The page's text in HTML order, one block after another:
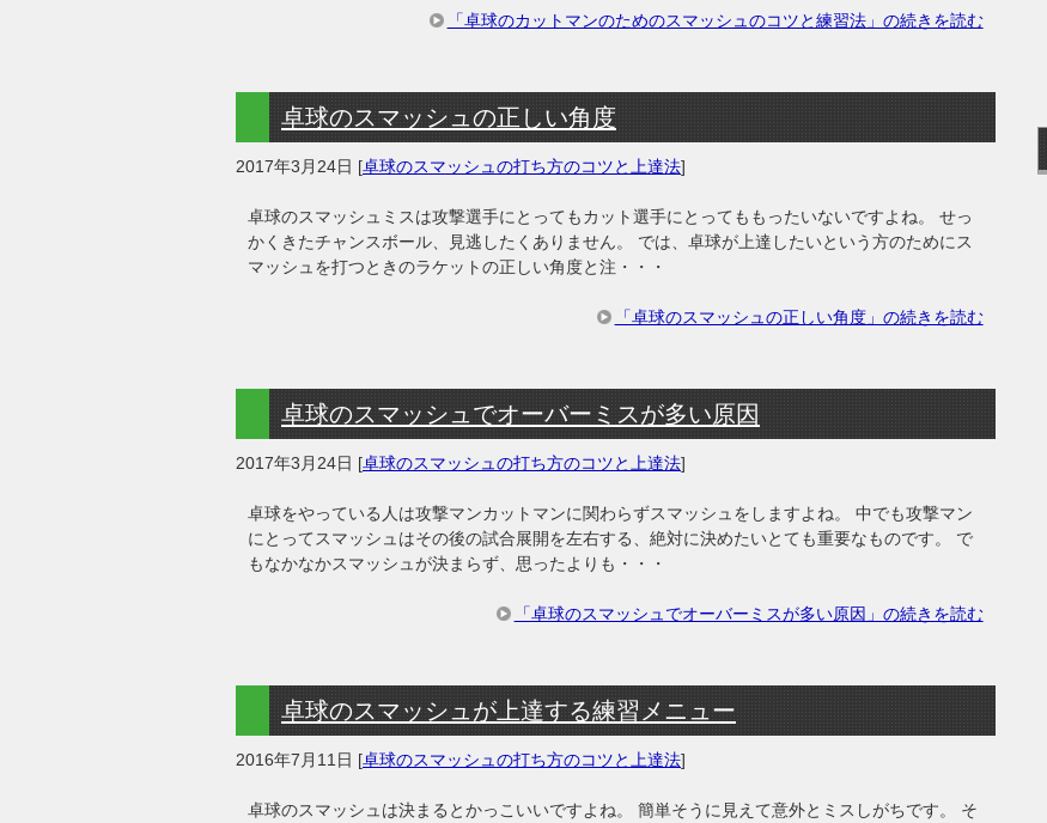
「卓球のカットマンのためのスマッシュのコツと練習法」の続きを読む
卓球のスマッシュの正しい角度
2017年3月24日 [卓球のスマッシュの打ち方のコツと上達法]
卓球のスマッシュミスは攻撃選手にとってもカット選手にとってももったいないですよね。 せっ
かくきたチャンスボール、見逃したくありません。 では、卓球が上達したいという方のためにス
マッシュを打つときのラケットの正しい角度と注・・・
「卓球のスマッシュの正しい角度」の続きを読む
卓球のスマッシュでオーバーミスが多い原因
2017年3月24日 [卓球のスマッシュの打ち方のコツと上達法]
卓球をやっている人は攻撃マンカットマンに関わらずスマッシュをしますよね。 中でも攻撃マン
にとってスマッシュはその後の試合展開を左右する、絶対に決めたいとても重要なものです。 で
もなかなかスマッシュが決まらず、思ったよりも・・・
「卓球のスマッシュでオーバーミスが多い原因」の続きを読む
卓球のスマッシュが上達する練習メニュー
2016年7月11日 [卓球のスマッシュの打ち方のコツと上達法]
卓球のスマッシュは決まるとかっこいいですよね。 簡単そうに見えて意外とミスしがちです。 そ